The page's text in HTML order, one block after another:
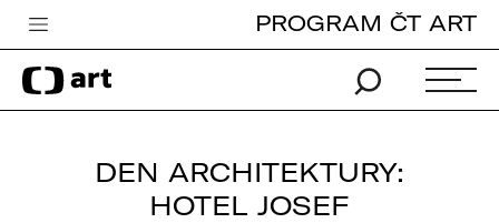
Česká televize
Zpravodajství
PROGRAM ČT ART
DEN ARCHITEKTURY:
HOTEL JOSEF